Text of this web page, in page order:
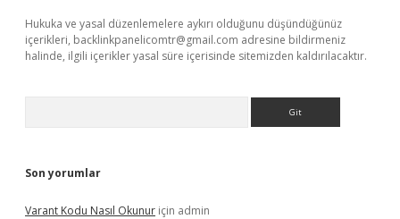
Hukuka ve yasal düzenlemelere aykırı olduğunu düşündüğünüz
içerikleri, backlinkpanelicomtr@gmail.com adresine bildirmeniz
halinde, ilgili içerikler yasal süre içerisinde sitemizden kaldırılacaktır.
Son yorumlar
Varant Kodu Nasıl Okunur için admin